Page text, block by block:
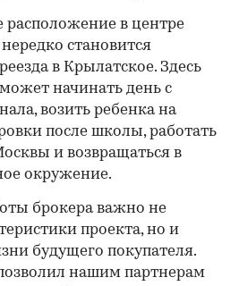
расположение в центре
становится
в Крылатское. Здесь
начинать день с
возить ребенка на
после школы, работать
и возвращаться в
окружение.
брокера важно не
проекта, но и
будущего покупателя.
нашим партнерам